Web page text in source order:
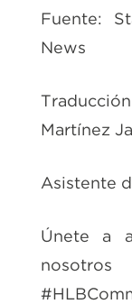
Fuente:
News
Martínez
Asistente
Únete a